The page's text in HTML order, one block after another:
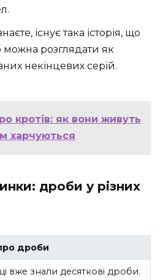
існує така історія, що
розглядати як
некінцевих серій.
кротів: як вони живуть
харчуються
дроби у різних
дроби
вже знали десяткові дроби.